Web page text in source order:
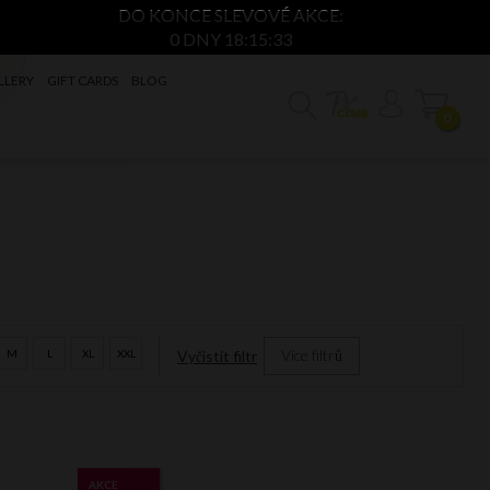
DO KONCE SLEVOVÉ AKCE:
0 DNY 18:15:32
GIFT CARDS BLOG
0
M L XL XXL Vyčistit filtr Více filtrů
AKCE